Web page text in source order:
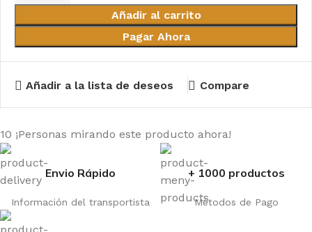
Añadir al carrito
Pagar Ahora
Añadir a la lista de deseos Compare
10 ¡Personas mirando este producto ahora!
Envio Rápido
Información del transportista
+ 1000 productos
Métodos de Pago